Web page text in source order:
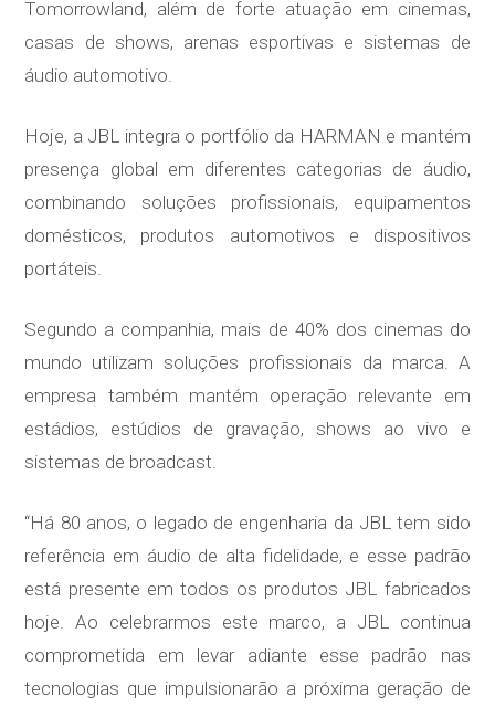
Tomorrowland, além de forte atuação em cinemas,
casas de shows, arenas esportivas e sistemas de
áudio automotivo.
Hoje, a JBL integra o portfólio da HARMAN e mantém
presença global em diferentes categorias de áudio,
combinando soluções profissionais, equipamentos
domésticos, produtos automotivos e dispositivos
portáteis.
Segundo a companhia, mais de 40% dos cinemas do
mundo utilizam soluções profissionais da marca. A
empresa também mantém operação relevante em
estádios, estúdios de gravação, shows ao vivo e
sistemas de broadcast.
“Há 80 anos, o legado de engenharia da JBL tem sido
referência em áudio de alta fidelidade, e esse padrão
está presente em todos os produtos JBL fabricados
hoje. Ao celebrarmos este marco, a JBL continua
comprometida em levar adiante esse padrão nas
tecnologias que impulsionarão a próxima geração de